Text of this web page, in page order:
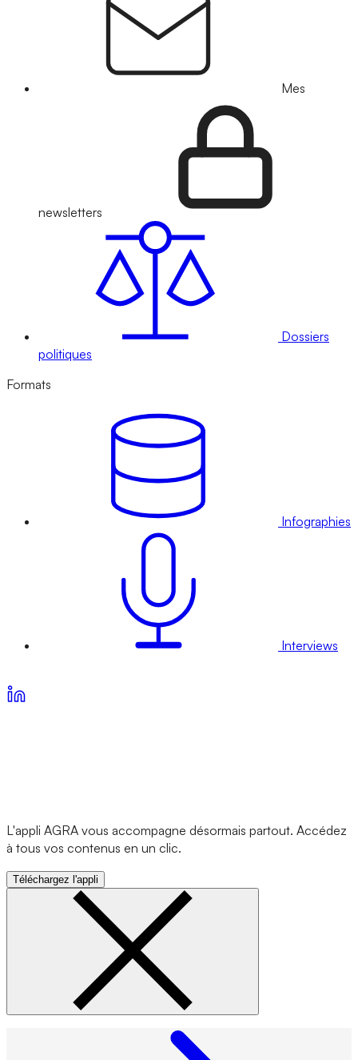
Mes
newsletters
Dossiers
politiques
Formats
Infographies
Interviews
L'appli AGRA vous accompagne désormais partout. Accédez
à tous vos contenus en un clic.
Téléchargez l'appli